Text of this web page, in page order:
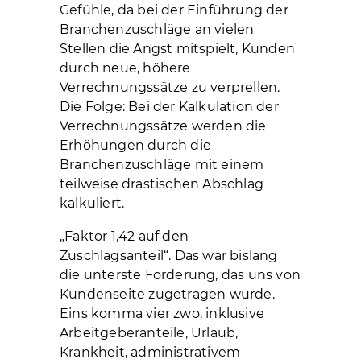
Gefühle, da bei der Einführung der
Branchenzuschläge an vielen
Stellen die Angst mitspielt, Kunden
durch neue, höhere
Verrechnungssätze zu verprellen.
Die Folge: Bei der Kalkulation der
Verrechnungssätze werden die
Erhöhungen durch die
Branchenzuschläge mit einem
teilweise drastischen Abschlag
kalkuliert.
„Faktor 1,42 auf den
Zuschlagsanteil“. Das war bislang
die unterste Forderung, das uns von
Kundenseite zugetragen wurde.
Eins komma vier zwo, inklusive
Arbeitgeberanteile, Urlaub,
Krankheit, administrativem